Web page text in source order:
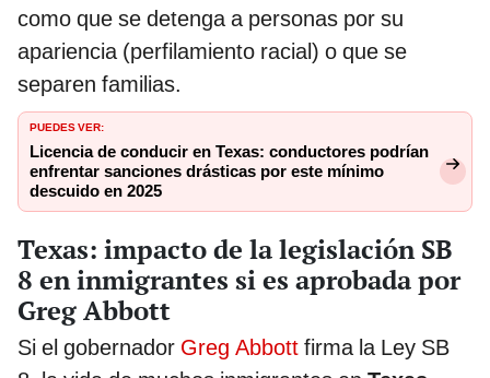
como que se detenga a personas por su
apariencia (perfilamiento racial) o que se
separen familias.
PUEDES VER:
Licencia de conducir en Texas: conductores podrían
enfrentar sanciones drásticas por este mínimo
descuido en 2025
Texas: impacto de la legislación SB
8 en inmigrantes si es aprobada por
Greg Abbott
Si el gobernador Greg Abbott firma la Ley SB